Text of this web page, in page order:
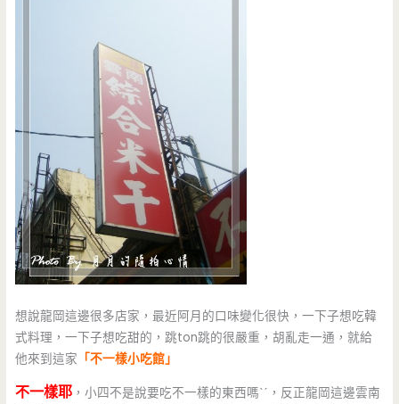
想說龍岡這邊很多店家，最近阿月的口味變化很快，一下子想吃韓
式料理，一下子想吃甜的，跳ton跳的很嚴重，胡亂走一通，就給
他來到這家 「不一樣小吃館」
不一樣耶 ，小四不是說要吃不一樣的東西嗎ˋˊ，反正龍岡這邊雲南